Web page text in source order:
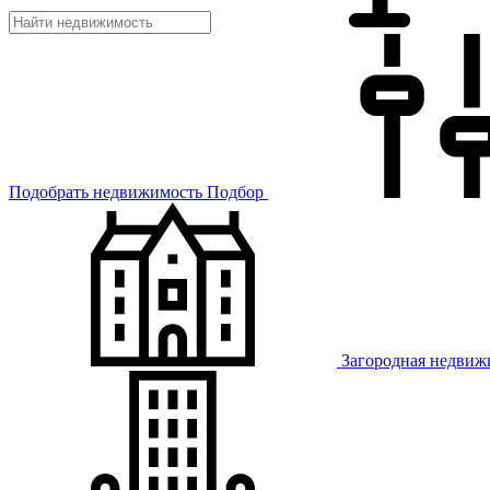
Подобрать недвижимость Подбор
Загородная